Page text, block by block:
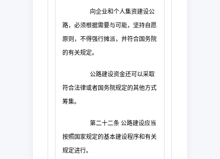
向企业和个人集资建设公
路，必须根据需要与可能，坚持自愿
原则，不得强行摊派，并符合国务院
的有关规定。
公路建设资金还可以采取
符合法律或者国务院规定的其他方式
筹集。
第二十二条 公路建设应当
按照国家规定的基本建设程序和有关
规定进行。